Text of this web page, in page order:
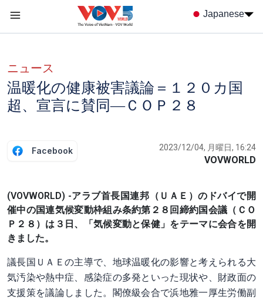
Japanese
ニュース
温暖化の健康被害議論＝１２０カ国
超、宣言に賛同―ＣＯＰ２８
Facebook 2023/12/04, 月曜日, 16:24
VOVWORLD
(VOVWORLD) -アラブ首長国連邦（ＵＡＥ）のドバイで開
催中の国連気候変動枠組み条約第２８回締約国会議（ＣＯ
Ｐ２８）は３日、「気候変動と保健」をテーマに会合を開
きました。
議長国ＵＡＥの主導で、地球温暖化の影響と考えられる大
気汚染や熱中症、感染症の多発といった現状や、財政面の
支援策を議論しました。閣僚級会合で浜地雅一厚生労働副